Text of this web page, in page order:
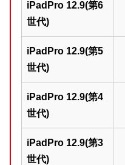
iPadPro 12.9(第6
世代)
iPadPro 12.9(第5
世代)
iPadPro 12.9(第4
世代)
iPadPro 12.9(第3
世代)